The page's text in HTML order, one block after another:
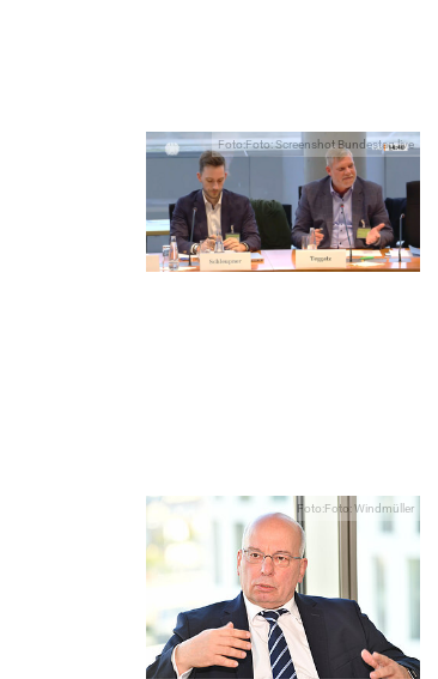
Foto:Foto: Screenshot Bundestag live
Foto:Foto: Windmüller